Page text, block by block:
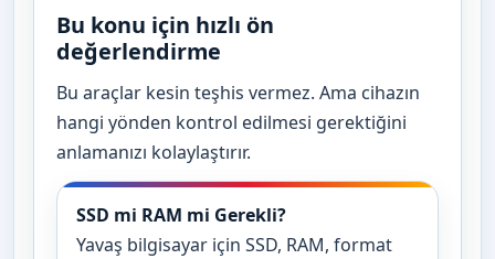
Bu konu için hızlı ön
değerlendirme
Bu araçlar kesin teşhis vermez. Ama cihazın
hangi yönden kontrol edilmesi gerektiğini
anlamanızı kolaylaştırır.
SSD mi RAM mi Gerekli?
Yavaş bilgisayar için SSD, RAM, format